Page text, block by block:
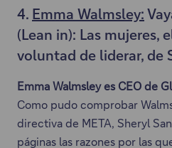
ñ
a
n
a
n
e
v
a
a
c
e
a
b
r
4. Emma Walmsley:
(Lean in): Las mujeres,
voluntad de liderar, de
Emma Walmsley es CEO de
Como pudo comprobar
E
s
directiva de META, Sheryl
páginas las razones por las